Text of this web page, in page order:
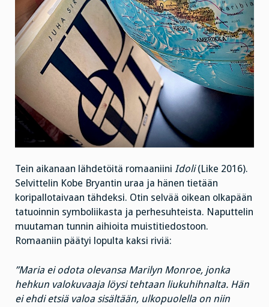
Tein aikanaan lähdetöitä romaaniini Idoli(Like 2016).
Selvittelin Kobe Bryantin uraa ja hänen tietään
koripallotaivaan tähdeksi. Otin selvää oikean olkapään
tatuoinnin symboliikasta ja perhesuhteista. Naputtelin
muutaman tunnin aihioita muistitiedostoon.
Romaaniin päätyi lopulta kaksi riviä:
”Maria ei odota olevansa Marilyn Monroe, jonka
hehkun valokuvaaja löysi tehtaan liukuhihnalta. Hän
ei ehdi etsiä valoa sisältään, ulkopuolella on niin